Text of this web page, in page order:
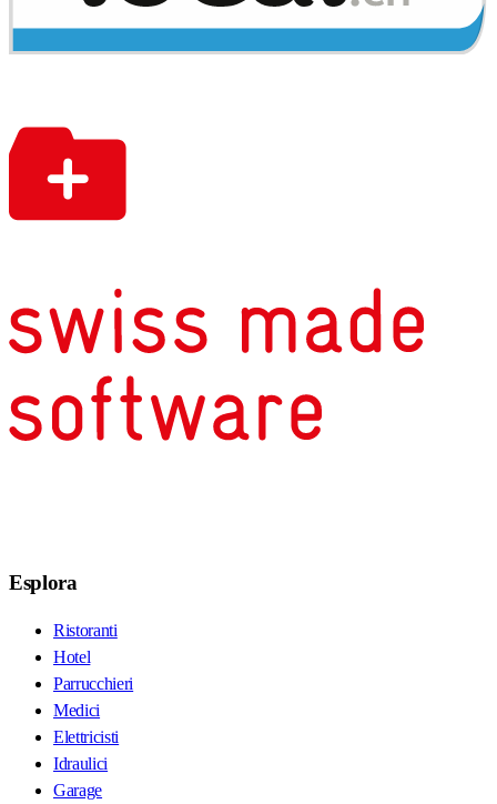
Esplora
Ristoranti
Hotel
Parrucchieri
Medici
Elettricisti
Idraulici
Garage